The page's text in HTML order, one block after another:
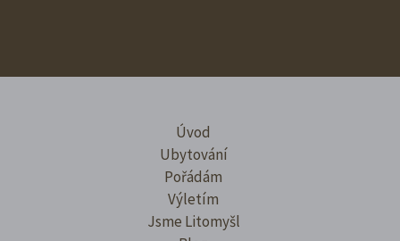
Úvod
Ubytování
Pořádám
Výletím
Jsme Litomyšl